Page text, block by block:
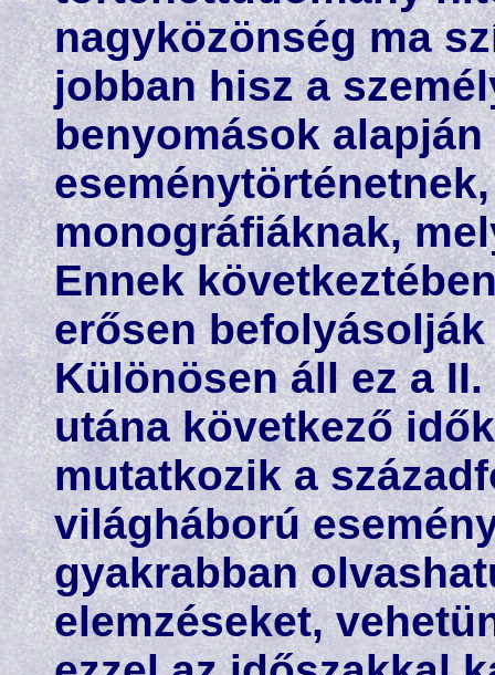
nagyközönség ma
jobban hisz a
benyomások
monográfiáknak,
Ennek
erősen
Különösen áll ez a
utána következő
mutatkozik a
világháború
gyakrabban
elemzéseket,